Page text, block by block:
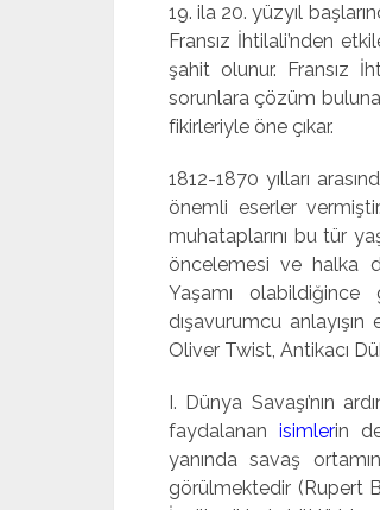
19. ila 20. yüzyıl
Fransız İhtilali’nden
şahit olunur. Fransız
sorunlara çözüm
fikirleriyle öne çıkar.
1812-1870 yılları
önemli eserler
muhataplarını bu tür
öncelemesi ve halka
Yaşamı
dışavurumcu anlayışın
Oliver Twist, Antikacı
I. Dünya Savaşı’nın
faydalanan isimlerin
yanında savaş
görülmektedir (Rupert